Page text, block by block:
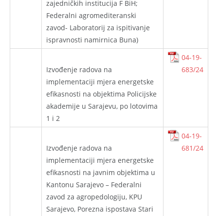
zajedničkih institucija F BiH;
Federalni agromediteranski
zavod- Laboratorij za ispitivanje
ispravnosti namirnica Buna)
Izvođenje radova na
implementaciji mjera energetske
efikasnosti na objektima Policijske
akademije u Sarajevu, po lotovima
1 i 2
04-19-
683/24
Izvođenje radova na
implementaciji mjera energetske
efikasnosti na javnim objektima u
Kantonu Sarajevo – Federalni
zavod za agropedologiju, KPU
Sarajevo, Porezna ispostava Stari
04-19-
681/24